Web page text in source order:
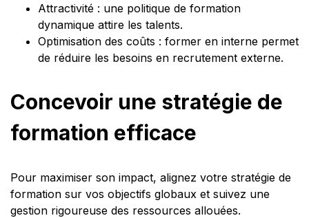
Attractivité : une politique de formation
dynamique attire les talents.
Optimisation des coûts : former en interne permet
de réduire les besoins en recrutement externe.
Concevoir une stratégie de
formation efficace
Pour maximiser son impact, alignez votre stratégie de
formation sur vos objectifs globaux et suivez une
gestion rigoureuse des ressources allouées.